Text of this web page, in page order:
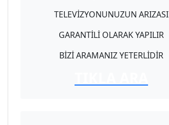
TELEVİZYONUNUZUN ARIZASI
GARANTİLİ OLARAK YAPILIR
BİZİ ARAMANIZ YETERLİDİR